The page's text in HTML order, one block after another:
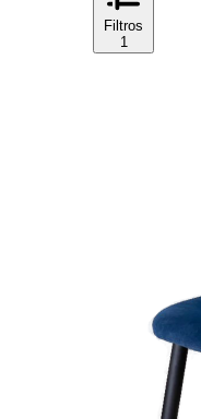
Filtros
1